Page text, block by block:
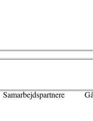
Samarbejdspartnere